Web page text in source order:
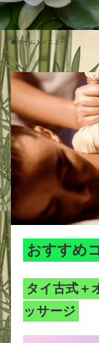
ホーム メニュー
おすすめ
タイ古式＋
ッサージ